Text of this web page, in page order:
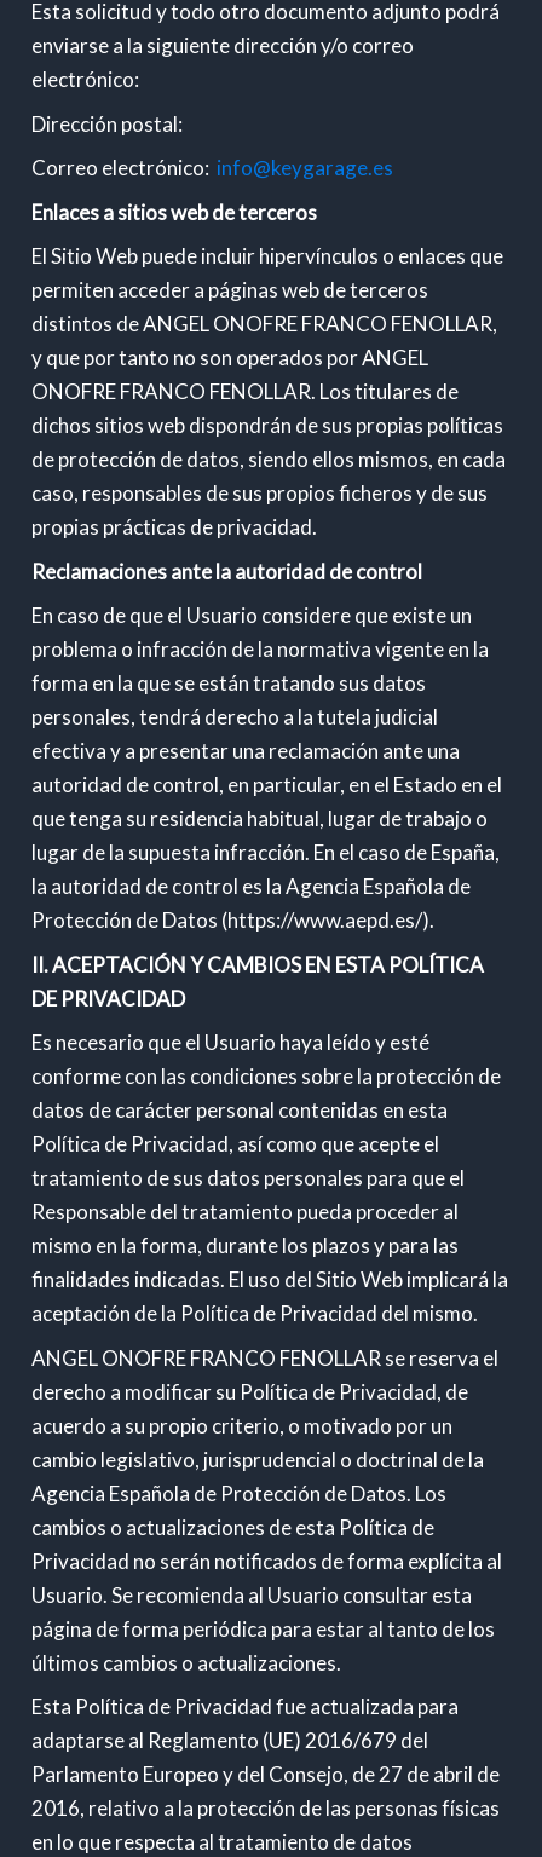
Esta solicitud y todo otro documento adjunto podrá
enviarse a la siguiente dirección y/o correo
electrónico:
Dirección postal:
Correo electrónico: info@keygarage.es
Enlaces a sitios web de terceros
El Sitio Web puede incluir hipervínculos o enlaces que
permiten acceder a páginas web de terceros
distintos de ANGEL ONOFRE FRANCO FENOLLAR,
y que por tanto no son operados por ANGEL
ONOFRE FRANCO FENOLLAR. Los titulares de
dichos sitios web dispondrán de sus propias políticas
de protección de datos, siendo ellos mismos, en cada
caso, responsables de sus propios ficheros y de sus
propias prácticas de privacidad.
Reclamaciones ante la autoridad de control
En caso de que el Usuario considere que existe un
problema o infracción de la normativa vigente en la
forma en la que se están tratando sus datos
personales, tendrá derecho a la tutela judicial
efectiva y a presentar una reclamación ante una
autoridad de control, en particular, en el Estado en el
que tenga su residencia habitual, lugar de trabajo o
lugar de la supuesta infracción. En el caso de España,
la autoridad de control es la Agencia Española de
Protección de Datos (https://www.aepd.es/).
II. ACEPTACIÓN Y CAMBIOS EN ESTA POLÍTICA
DE PRIVACIDAD
Es necesario que el Usuario haya leído y esté
conforme con las condiciones sobre la protección de
datos de carácter personal contenidas en esta
Política de Privacidad, así como que acepte el
tratamiento de sus datos personales para que el
Responsable del tratamiento pueda proceder al
mismo en la forma, durante los plazos y para las
finalidades indicadas. El uso del Sitio Web implicará la
aceptación de la Política de Privacidad del mismo.
ANGEL ONOFRE FRANCO FENOLLAR se reserva el
derecho a modificar su Política de Privacidad, de
acuerdo a su propio criterio, o motivado por un
cambio legislativo, jurisprudencial o doctrinal de la
Agencia Española de Protección de Datos. Los
cambios o actualizaciones de esta Política de
Privacidad no serán notificados de forma explícita al
Usuario. Se recomienda al Usuario consultar esta
página de forma periódica para estar al tanto de los
últimos cambios o actualizaciones.
Esta Política de Privacidad fue actualizada para
adaptarse al Reglamento (UE) 2016/679 del
Parlamento Europeo y del Consejo, de 27 de abril de
2016, relativo a la protección de las personas físicas
en lo que respecta al tratamiento de datos